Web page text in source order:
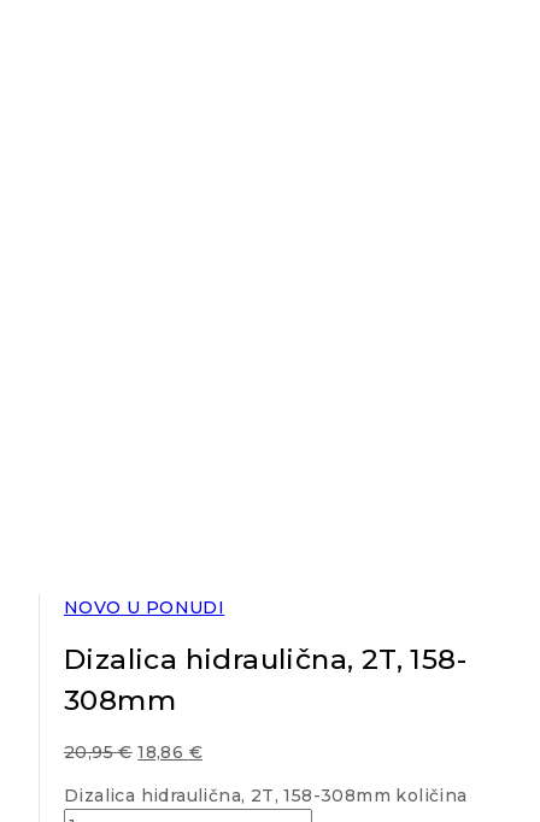
NOVO U PONUDI
Dizalica hidraulična, 2T, 158-
308mm
20,95€ 18,86 €
Dizalica hidraulična, 2T, 158-308mm količina